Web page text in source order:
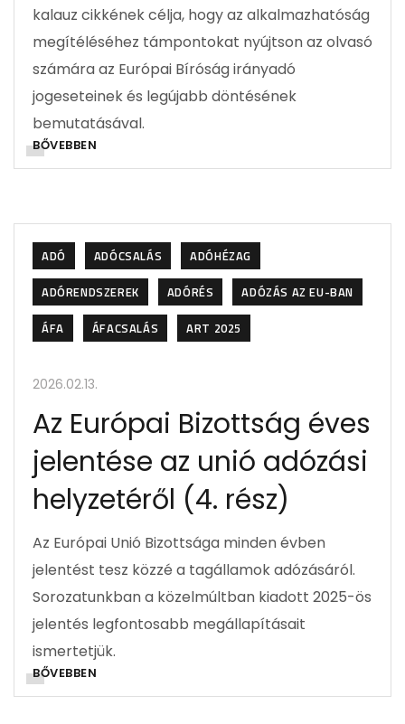
kalauz cikkének célja, hogy az alkalmazhatóság
megítéléséhez támpontokat nyújtson az olvasó
számára az Európai Bíróság irányadó
jogeseteinek és legújabb döntésének
bemutatásával.
BŐVEBBEN
ADÓ ADÓCSALÁS
ADÓHÉZAG
ADÓRENDSZEREK
ADÓRÉS
ADÓZÁS AZ EU-BAN
ÁFA
ÁFACSALÁS ART 2025
2026.02.13.
Az Európai Bizottság éves
jelentése az unió adózási
helyzetéről (4. rész)
Az Európai Unió Bizottsága minden évben
jelentést tesz közzé a tagállamok adózásáról.
Sorozatunkban a közelmúltban kiadott 2025-ös
jelentés legfontosabb megállapításait
ismertetjük.
BŐVEBBEN